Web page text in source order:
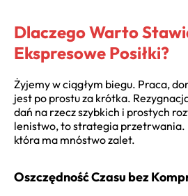
Dlaczego Warto
Ekspresowe Posiłki?
Żyjemy w ciągłym biegu. Praca,
jest po prostu za krótka.
dań na rzecz szybkich i prostych
lenistwo, to strategia przetrwania.
która ma mnóstwo zalet.
Oszczędność Czasu bez